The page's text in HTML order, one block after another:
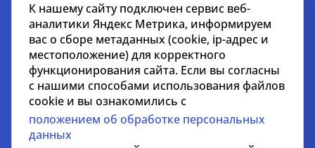
lead@nikoliers-global.com
© nikoliers.ru 1994 - 2026
Все права защищены
Информация, представленная на странице, носит
информативный характер и не является
распространителем рекламных материалов
К нашему сайту подключен сервис веб-
аналитики Яндекс Метрика, информируем
вас о сборе метаданных (cookie, ip-адрес и
местоположение) для корректного
функционирования сайта. Если вы согласны
с нашими способами использования файлов
cookie и вы ознакомились с
положением об обработке персональных
данных